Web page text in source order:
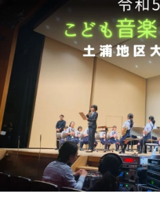
イベント・グッズ
YouTube
会社情報